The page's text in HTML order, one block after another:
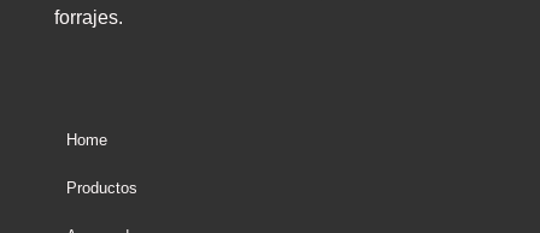
forrajes.
Home
Productos